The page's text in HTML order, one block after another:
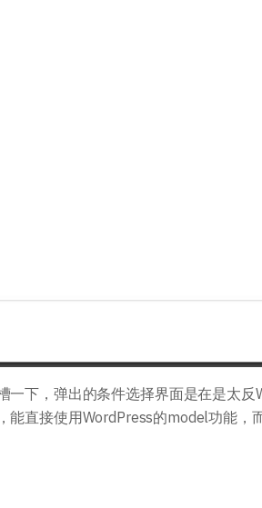
一下，弹出的条件选择界面是在是太
直接使用WordPress的model功能，